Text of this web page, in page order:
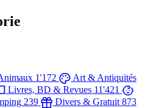
1'172
Art & Antiquités
Livres, BD & Revues 11'421
239 Divers & Gratuit 873